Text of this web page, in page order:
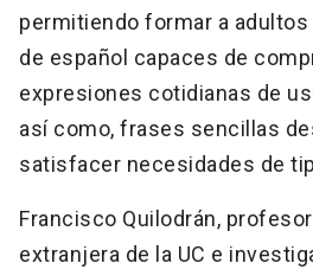
permitiendo formar a
de español capaces de
expresiones cotidianas de
así como, frases sencillas
satisfacer necesidades de
Francisco Quilodrán,
extranjera de la UC e